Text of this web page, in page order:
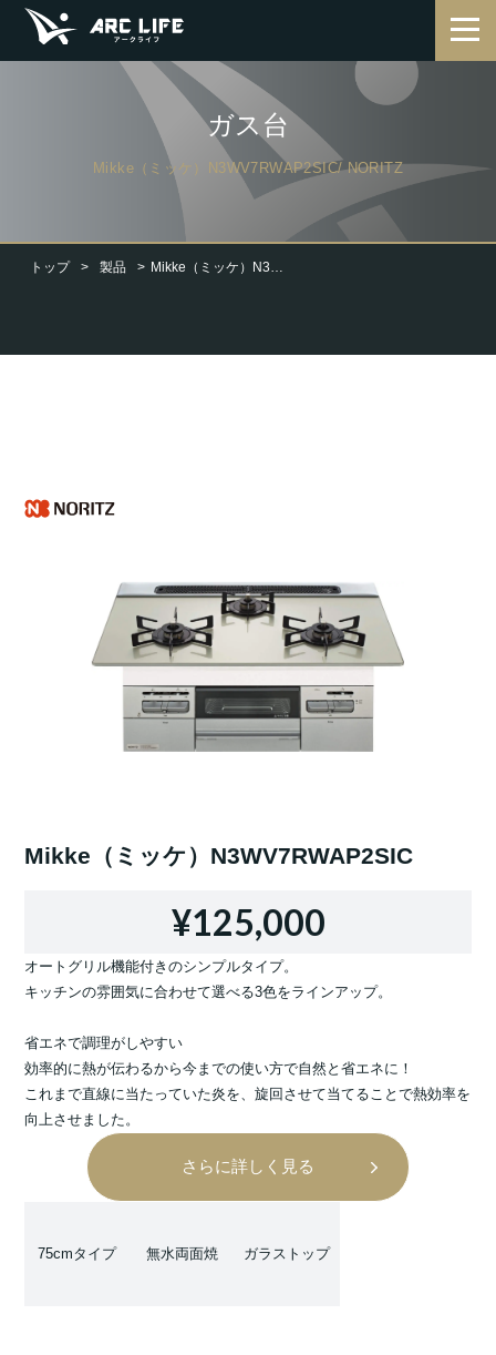
トップ 製品 Mikke（ミッケ）N3WV7RWAP2SIC
ガス台
Mikke（ミッケ）N3WV7RWAP2SIC/ NORITZ
Mikke（ミッケ）N3WV7RWAP2SIC
¥125,000
オートグリル機能付きのシンプルタイプ。
キッチンの雰囲気に合わせて選べる3色をラインアップ。
省エネで調理がしやすい
効率的に熱が伝わるから今までの使い方で自然と省エネに！
これまで直線に当たっていた炎を、旋回させて当てることで熱効率を
向上させました。
さらに詳しく見る
75cmタイプ 無水両面焼 ガラストップ